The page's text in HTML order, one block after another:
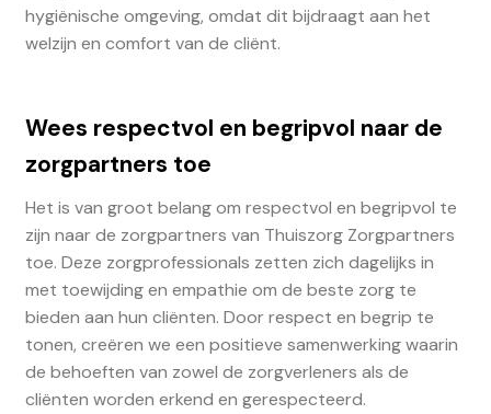
hygiënische omgeving, omdat dit bijdraagt aan het
welzijn en comfort van de cliënt.
Wees respectvol en begripvol naar de
zorgpartners toe
Het is van groot belang om respectvol en begripvol te
zijn naar de zorgpartners van Thuiszorg Zorgpartners
toe. Deze zorgprofessionals zetten zich dagelijks in
met toewijding en empathie om de beste zorg te
bieden aan hun cliënten. Door respect en begrip te
tonen, creëren we een positieve samenwerking waarin
de behoeften van zowel de zorgverleners als de
cliënten worden erkend en gerespecteerd.